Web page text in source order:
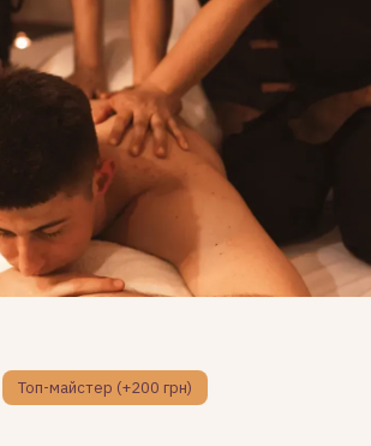
Топ-майстер (+200 грн)